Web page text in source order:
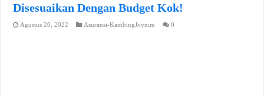
Disesuaikan Dengan Budget Kok!
Agustus 20, 2022 Asuransi-KambingJoynim 0